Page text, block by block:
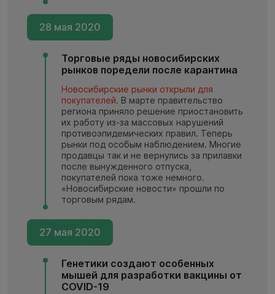
28 мая 2020
Торговые ряды новосибирских
рынков поредели после карантина
Новосибирские рынки открыли для
покупателей. В марте правительство
региона приняло решение приостановить
их работу из-за массовых нарушений
противоэпидемических правил. Теперь
рынки под особым наблюдением. Многие
продавцы так и не вернулись за прилавки
после вынужденного отпуска,
покупателей пока тоже немного.
«Новосибирские новости» прошли по
торговым рядам.
27 мая 2020
Генетики создают особенных
мышей для разработки вакцины от
COVID-19